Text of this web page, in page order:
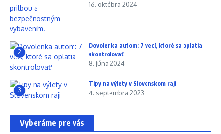
16. októbra 2024
2
Dovolenka autom: 7 vecí, ktoré sa oplatia
skontrolovať
8. júna 2024
3
Tipy na výlety v Slovenskom raji
4. septembra 2023
Vyberáme pre vás